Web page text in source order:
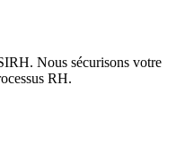
Nous sécurisons votre
RH.